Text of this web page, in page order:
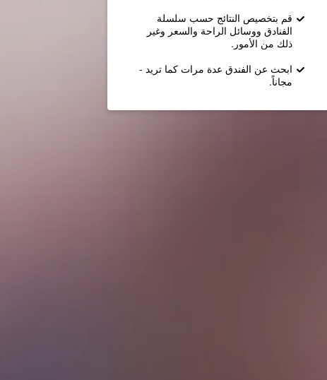
قم بتخصيص النتائج حسب سلسلة
الفنادق ووسائل الراحة والسعر وغير
ذلك من الأمور.
ابحث عن الفندق عدة مرات كما تريد -
مجاناً.